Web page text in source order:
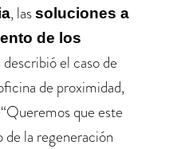
, lassoluciones a
de los
describió el caso de
de proximidad,
que este
la regeneración